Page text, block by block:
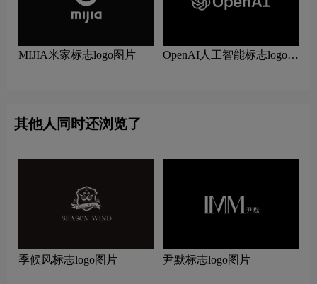
MIJIA米家标志logo图片
OpenAI人工智能标志logo图
其他人同时还浏览了
季候风标志logo图片 尹默标志logo图片